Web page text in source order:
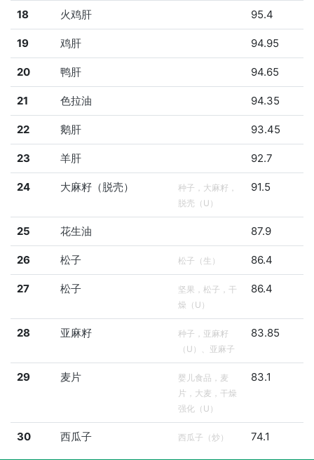
18 火鸡肝 95.4
19 鸡肝 94.95
20 鸭肝 94.65
21 色拉油 94.35
22 鹅肝 93.45
23 羊肝 92.7
24 大麻籽（脱壳）
种子，大麻籽，
脱壳（U）
91.5
25 花生油 87.9
26 松子 松子（生） 86.4
27 松子
坚果，松子，干
燥（U）
86.4
28 亚麻籽
种子，亚麻籽
（U）、亚麻子
83.85
29 麦片
婴儿食品，麦
片，大麦，干燥
强化（U）
83.1
30 西瓜子 西瓜子（炒） 74.1